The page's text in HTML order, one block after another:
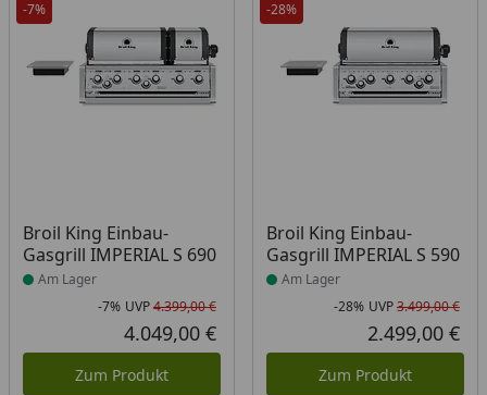
-7%
Broil King Einbau-
Gasgrill IMPERIAL S 690
Produkt am Lager
Am Lager
Rabatt in Prozent
-7%
Ursprünglicher Preis
UVP4.399,00 €
Aktueller Preis
4.049,00 €
Zum Produkt
-28%
Broil King Einbau-
Gasgrill IMPERIAL S 590
Produkt am Lager
Am Lager
-28% UVP3.499,00 €
2.499,00 €
Zum Produkt